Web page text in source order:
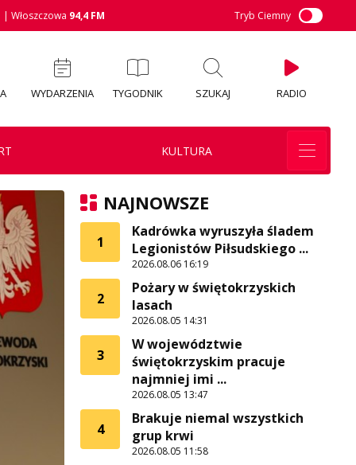
| Włoszczowa 94,4 FM Tryb Ciemny
WYDARZENIA TYGODNIK SZUKAJ RADIO
KULTURA
NAJNOWSZE
1
Kadrówka wyruszyła śladem
Legionistów Piłsudskiego ...
2026.08.06 16:19
2
Pożary w świętokrzyskich
lasach
2026.08.05 14:31
3
W województwie
świętokrzyskim pracuje
najmniej imi ...
2026.08.05 13:47
4
Brakuje niemal wszystkich
grup krwi
2026.08.05 11:58